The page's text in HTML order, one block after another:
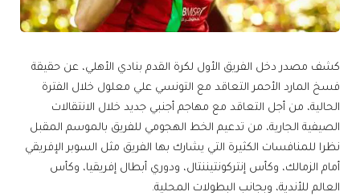
كشف مصدر دخل الفريق الأول لكرة القدم بنادي الأهلي، عن حقيقة
فسخ المارد الأحمر التعاقد مع التونسي علي معلول خلال الفترة
الحالية، من أجل التعاقد مع مهاجم أجنبي جديد خلال الانتقالات
الصيفية الجارية، من تدعيم الخط الهجومي للفريق بالموسم المقبل
نظرا للمنافسات الكثيرة التي يشارك بها الفريق مثل السوبر الإفريقي
أمام الزمالك، وكأس إنتركونتيننتال، ودوري أبطال إفريقيا، وكأس
العالم للأندية، وبجانب البطولات المحلية.